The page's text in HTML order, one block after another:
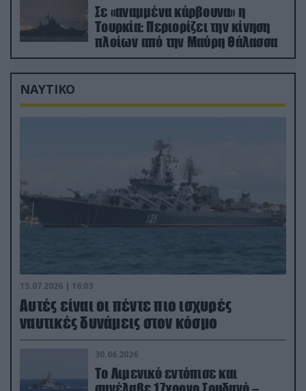
Σε «αναμμένα κάρβουνα» η
Τουρκία: Περιορίζει την κίνηση
πλοίων από την Μαύρη Θάλασσα
ΝΑΥΤΙΚΟ
15.07.2026 | 16:03
Aυτές είναι οι πέντε πιο ισχυρές
ναυτικές δυνάμεις στον κόσμο
30.06.2026
Το Λιμενικό εντόπισε και